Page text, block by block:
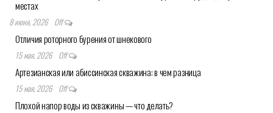
местах
8 июня, 2026 Off
Отличия роторного бурения от шнекового
15 мая, 2026 Off
Артезианская или абиссинская скважина: в чем разница
15 мая, 2026 Off
Плохой напор воды из скважины — что делать?